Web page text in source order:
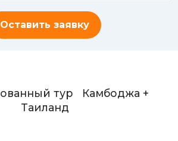
Оставить заявку
тур Камбоджа +
Таиланд